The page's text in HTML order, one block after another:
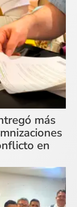
más
en